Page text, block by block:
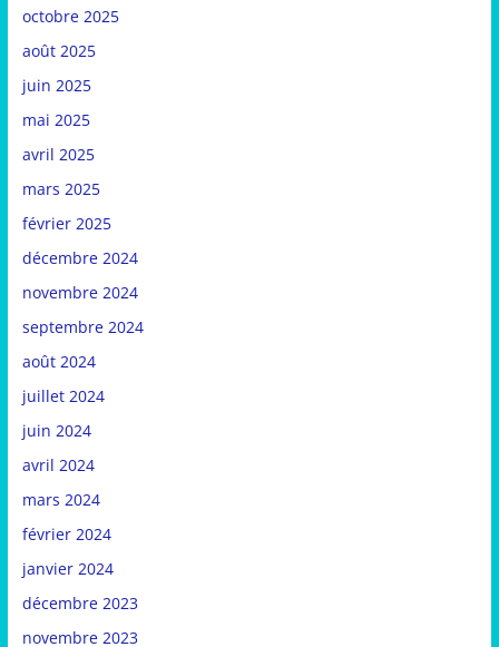
octobre 2025
août 2025
juin 2025
mai 2025
avril 2025
mars 2025
février 2025
décembre 2024
novembre 2024
septembre 2024
août 2024
juillet 2024
juin 2024
avril 2024
mars 2024
février 2024
janvier 2024
décembre 2023
novembre 2023